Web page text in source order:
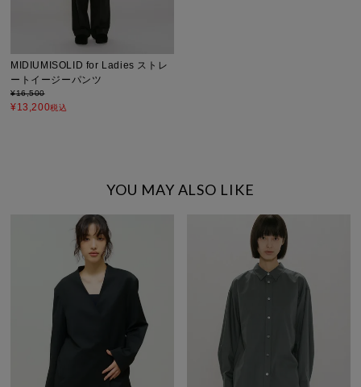
MIDIUMISOLID for Ladies ストレ
ートイージーパンツ
¥16,500
¥13,200税込
YOU MAY ALSO LIKE